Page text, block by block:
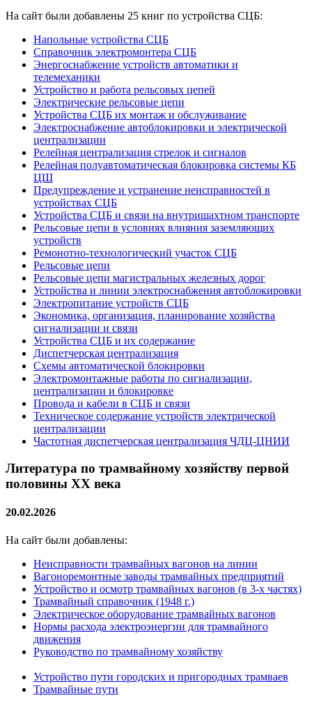
На сайт были добавлены 25 книг по устройства СЦБ:
Напольные устройства СЦБ
Справочник электромонтера СЦБ
Энергоснабжение устройств автоматики и
телемеханики
Устройство и работа рельсовых цепей
Электрические рельсовые цепи
Устройства СЦБ их монтаж и обслуживание
Электроснабжение автоблокировки и электрической
централизации
Релейная централизация стрелок и сигналов
Релейная полуавтоматическая блокировка системы КБ
ЦШ
Предупреждение и устранение неисправностей в
устройствах СЦБ
Устройства СЦБ и связи на внутришахтном транспорте
Рельсовые цепи в условиях влияния заземляющих
устройств
Ремонотно-технологический участок СЦБ
Рельсовые цепи
Рельсовые цепи магистральных железных дорог
Устройства и линии электроснабжения автоблокировки
Электропитание устройств СЦБ
Экономика, организация, планирование хозяйства
сигнализации и связи
Устройства СЦБ и их содержание
Диспетчерская централизация
Схемы автоматической блокировки
Электромонтажные работы по сигнализации,
централизации и блокировке
Провода и кабели в СЦБ и связи
Техническое содержание устройств электрической
централизации
Частотная диспетчерская централизация ЧДЦ-ЦНИИ
Литература по трамвайному хозяйству первой
половины XX века
20.02.2026
На сайт были добавлены:
Неисправности трамвайных вагонов на линии
Вагоноремонтные заводы трамвайных предприятий
Устройство и осмотр трамвайных вагонов (в 3-х частях)
Трамвайный справочник (1948 г.)
Электрическое оборудование трамвайных вагонов
Нормы расхода электроэнергии для трамвайного
движения
Руководство по трамвайному хозяйству
Устройство пути городских и пригородных трамваев
Трамвайные пути